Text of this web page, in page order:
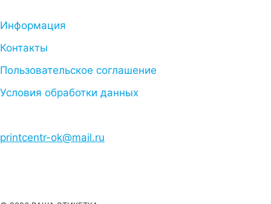
Информация
Контакты
Пользовательское соглашение
Условия обработки данных
printcentr-ok@mail.ru